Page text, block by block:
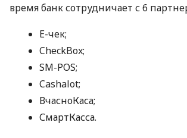
время банк сотрудничает с 6
E-чек;
CheckBox;
SM-POS;
Cashalot;
ВчасноКаса;
СмартКасса.